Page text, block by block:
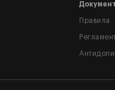
Правила